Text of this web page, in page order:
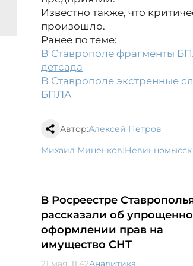
Известно также, что
произошло.
Ранее по теме:
В Ставрополе фрагменты
детсада
В Ставрополе экстренные
БПЛА
Автор:Алексей Петров
Михаил Миненков| Невинномысск
В Росреестре
рассказали об
оформлении прав на
имущество СНТ